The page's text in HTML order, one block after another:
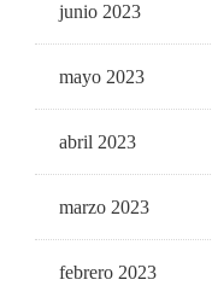
junio 2023
mayo 2023
abril 2023
marzo 2023
febrero 2023